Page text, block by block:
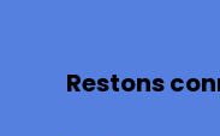
Restons